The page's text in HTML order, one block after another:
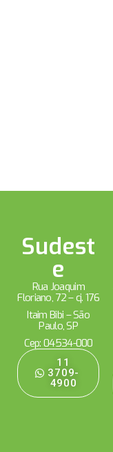
Sudest
e
Rua Joaquim
Floriano, 72 – cj. 176
Itaim Bibi – São
Paulo, SP
Cep: 04534-000
11
3709-
4900